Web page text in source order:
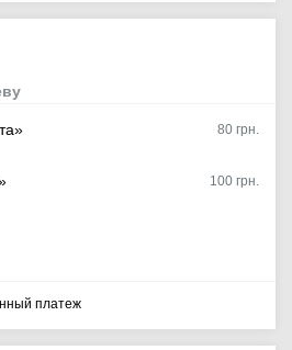
80 грн.
100 грн.
платеж